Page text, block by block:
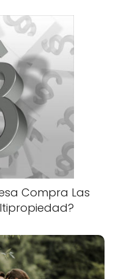
Compra Las